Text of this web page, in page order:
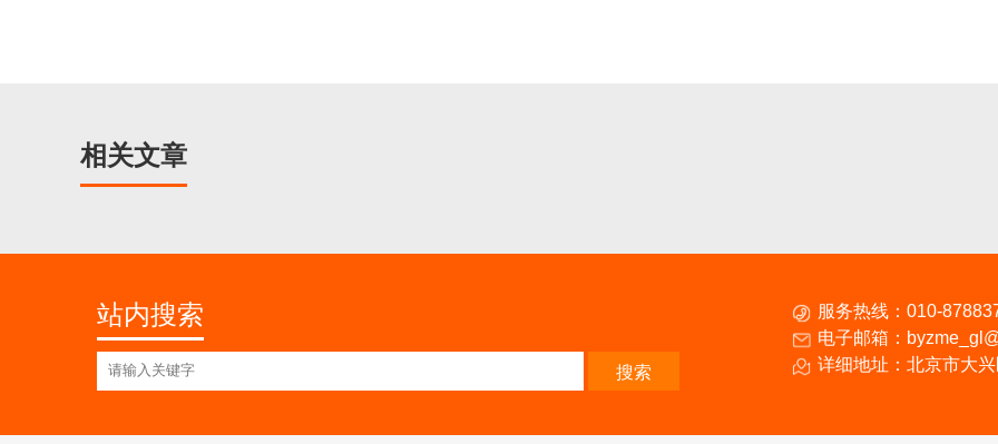
相关文章
站内搜索 服务热线： 010-
电子邮箱：
详细地址：北京市大